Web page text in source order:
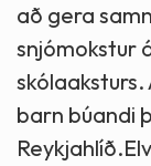
að gera
snjómokstur
barn búandi